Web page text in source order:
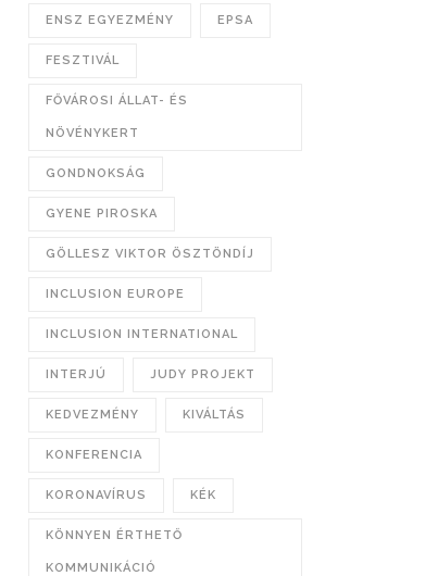
ENSZ EGYEZMÉNY EPSA
FESZTIVÁL
FŐVÁROSI ÁLLAT- ÉS
NÖVÉNYKERT
GONDNOKSÁG
GYENE PIROSKA
GÖLLESZ VIKTOR ÖSZTÖNDÍJ
INCLUSION EUROPE
INCLUSION INTERNATIONAL
INTERJÚ JUDY PROJEKT
KEDVEZMÉNY KIVÁLTÁS
KONFERENCIA
KORONAVÍRUS KÉK
KÖNNYEN ÉRTHETŐ
KOMMUNIKÁCIÓ